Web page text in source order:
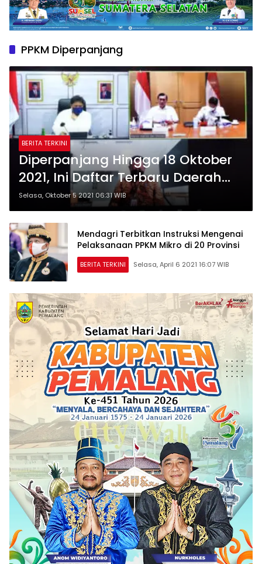
PPKM Diperpanjang
BERITA TERKINI
Diperpanjang Hingga 18 Oktober
2021, Ini Daftar Terbaru Daerah
PPKM Level 3 dan 4
Selasa, Oktober 5 2021 06:31 WIB
Mendagri Terbitkan Instruksi Mengenai
Pelaksanaan PPKM Mikro di 20 Provinsi
BERITA TERKINI Selasa, April 6 2021 16:07 WIB